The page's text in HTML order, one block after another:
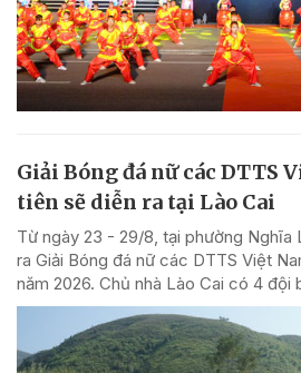
Giải Bóng đá nữ các DTTS
tiên sẽ diễn ra tại Lào Cai
Từ ngày 23 - 29/8, tại phường Nghĩa
ra Giải Bóng đá nữ các DTTS Việt
năm 2026. Chủ nhà Lào Cai có 4 đội